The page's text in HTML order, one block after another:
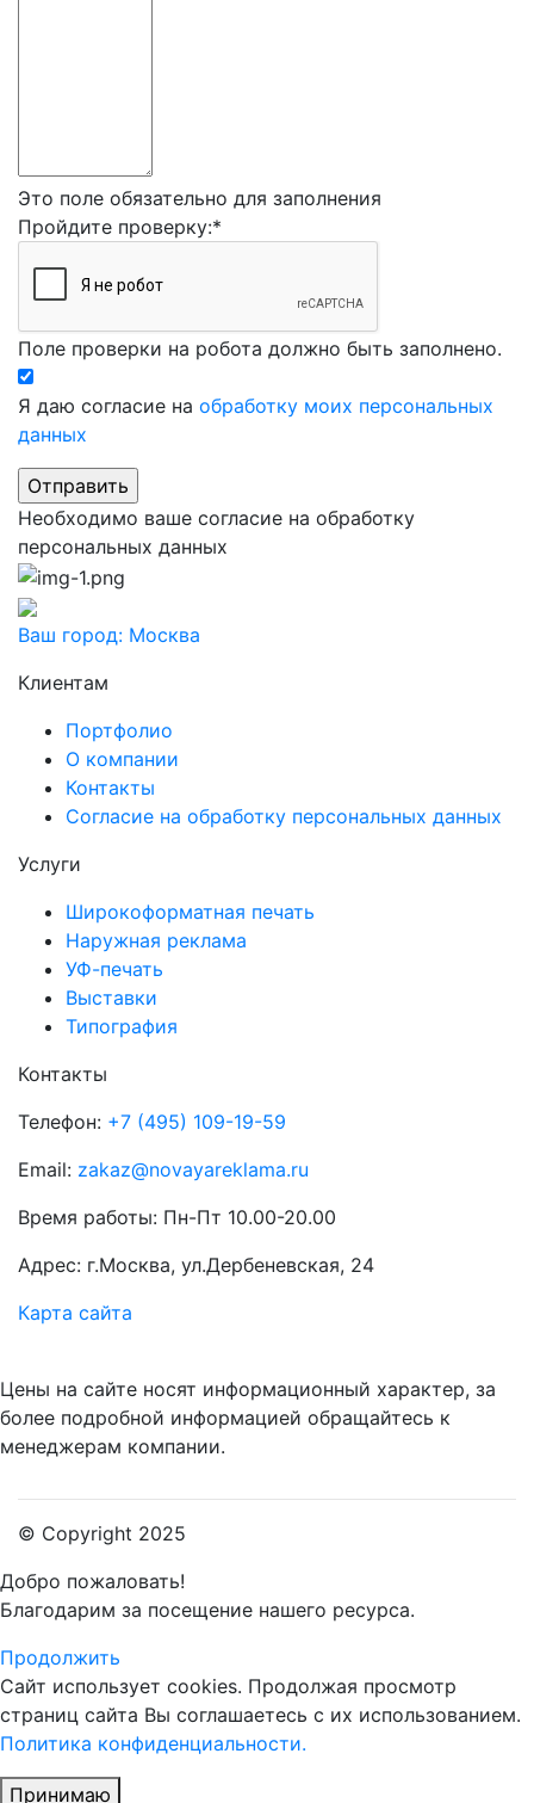
Это поле обязательно для заполнения
Пройдите проверку:*
Поле проверки на робота должно быть заполнено.
Я даю согласие на обработку моих персональных
данных
Необходимо ваше согласие на обработку
персональных данных
Ваш город: Москва
Клиентам
Портфолио
О компании
Контакты
Согласие на обработку персональных данных
Услуги
Широкоформатная печать
Наружная реклама
УФ-печать
Выставки
Типография
Контакты
Телефон: +7 (495) 109-19-59
Email: zakaz@novayareklama.ru
Время работы: Пн-Пт 10.00-20.00
Адрес: г.Москва, ул.Дербеневская, 24
Карта сайта
Цены на сайте носят информационный характер, за
более подробной информацией обращайтесь к
менеджерам компании.
© Copyright 2025
Добро пожаловать!
Благодарим за посещение нашего ресурса.
Продолжить
Сайт использует cookies. Продолжая просмотр
страниц сайта Вы соглашаетесь с их использованием.
Политика конфиденциальности.
Принимаю